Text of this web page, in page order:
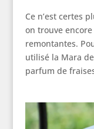
Ce n’est certes
on trouve
remontantes.
utilisé la Mara
parfum de